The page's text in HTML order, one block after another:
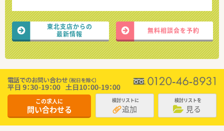
東北支店からの
最新情報
無料相談会を予約
この求人に
問い合わせる
検討リストに
追加
検討リストを
見る